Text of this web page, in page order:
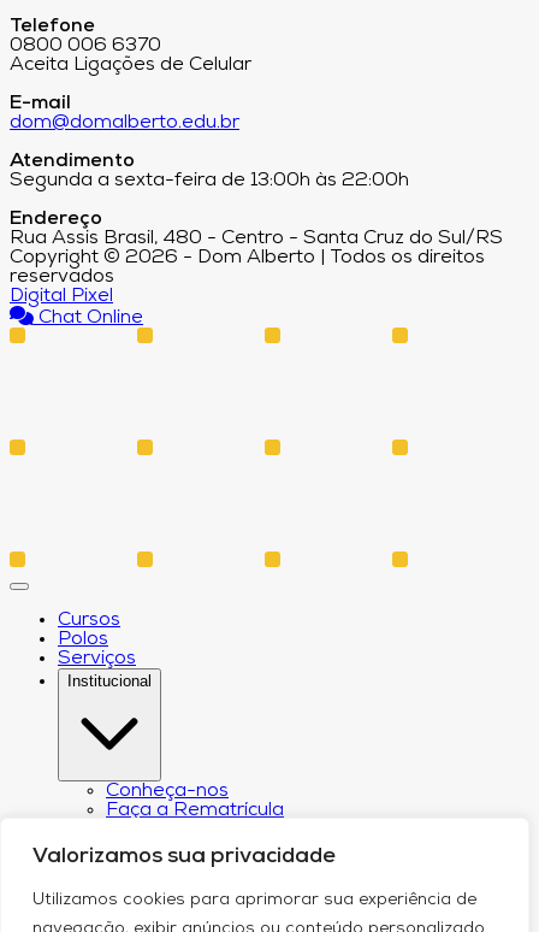
Valorizamos sua privacidade
Utilizamos cookies para aprimorar sua experiência de
Telefone
0800 006 6370
Aceita Ligações de Celular
E-mail
dom@domalberto.edu.br
Atendimento
Segunda a sexta-feira de 13:00h às 22:00h
Endereço
Rua Assis Brasil, 480 - Centro - Santa Cruz do Sul/RS
Copyright © 2026 - Dom Alberto | Todos os direitos
reservados
Digital Pixel
Chat Online
Cursos
Polos
Serviços
Institucional
Conheça-nos
Faça a Rematrícula
Estatuto e Regimento
Regulamento Extraordinário Aproveitamento
Resoluções e Portarias
Política de Privacidade
Egressos